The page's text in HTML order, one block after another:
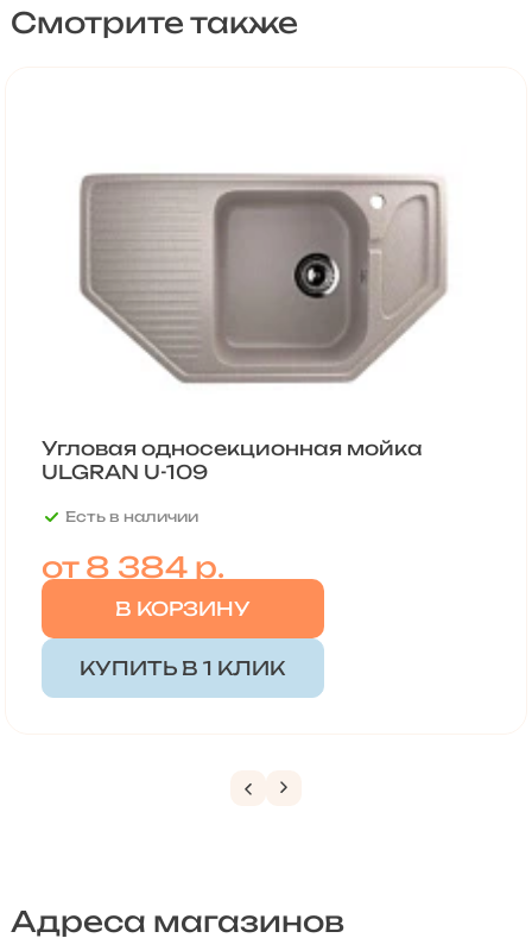
Смотрите также
Угловая односекционная мойка
ULGRAN U-109
Есть в наличии
от 8 384 р.
В КОРЗИНУ
КУПИТЬ В 1 КЛИК
Адреса магазинов